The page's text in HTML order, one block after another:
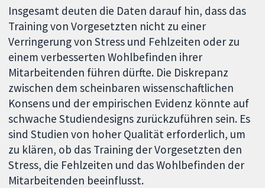
Insgesamt deuten die Daten darauf hin, dass das
Training von Vorgesetzten nicht zu einer
Verringerung von Stress und Fehlzeiten oder zu
einem verbesserten Wohlbefinden ihrer
Mitarbeitenden führen dürfte. Die Diskrepanz
zwischen dem scheinbaren wissenschaftlichen
Konsens und der empirischen Evidenz könnte auf
schwache Studiendesigns zurückzuführen sein. Es
sind Studien von hoher Qualität erforderlich, um
zu klären, ob das Training der Vorgesetzten den
Stress, die Fehlzeiten und das Wohlbefinden der
Mitarbeitenden beeinflusst.